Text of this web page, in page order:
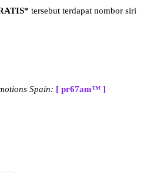
tersebut terdapat nombor siri
Spain: [ pr67am™ ]